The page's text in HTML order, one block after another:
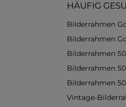
HÄUFIG
Bilderrahmen
Bilderrahmen
Bilderrahmen
Bilderrahmen
Bilderrahmen
Vintage-